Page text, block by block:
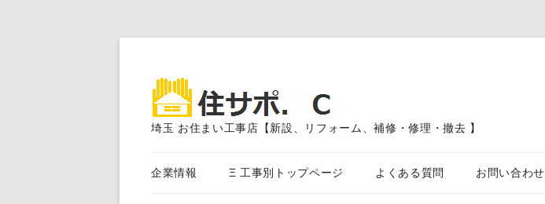
埼玉 お住まい工事店【新設、リフォーム、補修・修理・撤去 】
企業情報
Ξ 工事別トップページ よくある質問 お問い合わせ